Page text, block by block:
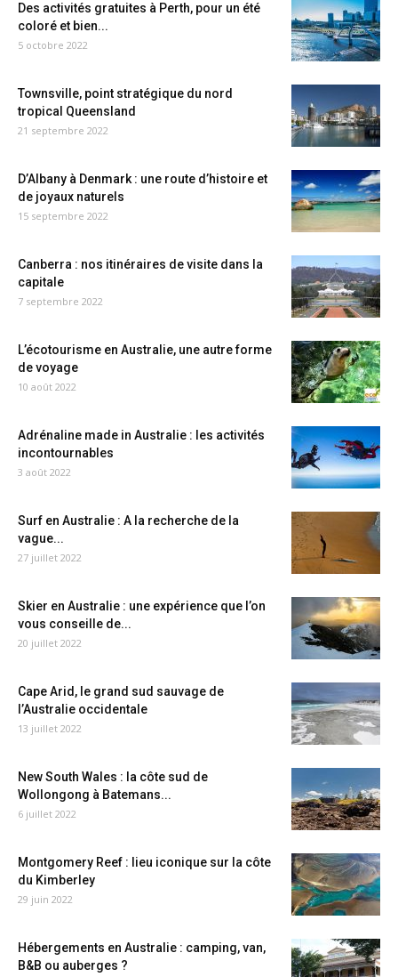
Des activités gratuites à Perth, pour un été
coloré et bien...
5 octobre 2022
Townsville, point stratégique du nord
tropical Queensland
21 septembre 2022
D’Albany à Denmark : une route d’histoire et
de joyaux naturels
15 septembre 2022
Canberra : nos itinéraires de visite dans la
capitale
7 septembre 2022
L’écotourisme en Australie, une autre forme
de voyage
10 août 2022
Adrénaline made in Australie : les activités
incontournables
3 août 2022
Surf en Australie : A la recherche de la
vague...
27 juillet 2022
Skier en Australie : une expérience que l’on
vous conseille de...
20 juillet 2022
Cape Arid, le grand sud sauvage de
l’Australie occidentale
13 juillet 2022
New South Wales : la côte sud de
Wollongong à Batemans...
6 juillet 2022
Montgomery Reef : lieu iconique sur la côte
du Kimberley
29 juin 2022
Hébergements en Australie : camping, van,
B&B ou auberges ?